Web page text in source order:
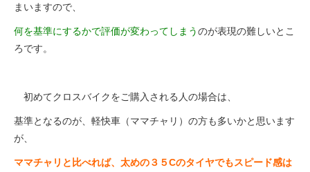
まいますので、
何を基準にするかで評価が変わってしまうのが表現の難しいとこ
ろです。
初めてクロスバイクをご購入される人の場合は、
基準となるのが、軽快車（ママチャリ）の方も多いかと思います
が、
ママチャリと比べれば、太めの３５Cのタイヤでもスピード感は